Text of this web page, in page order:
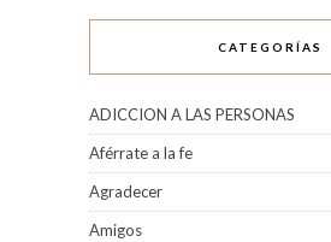
CATEGORÍAS
ADICCION A LAS PERSONAS
Aférrate a la fe
Agradecer
Amigos